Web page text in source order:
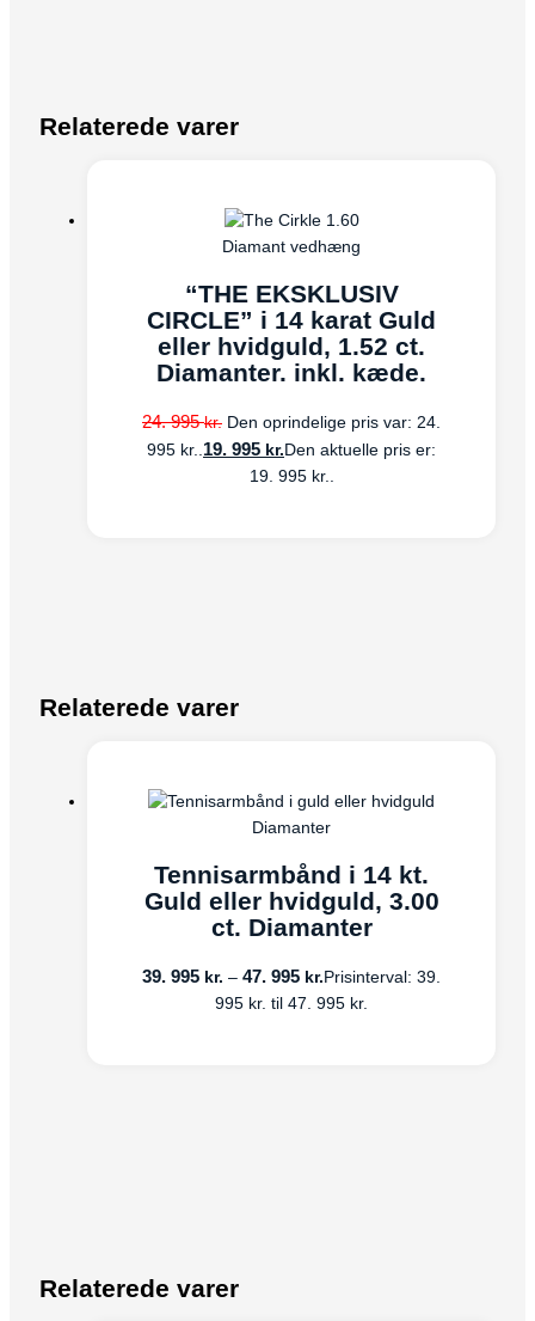
Relaterede varer
Diamant vedhæng
“THE EKSKLUSIV
CIRCLE” i 14 karat Guld
eller hvidguld, 1.52 ct.
Diamanter. inkl. kæde.
24. 995kr. Den oprindelige pris var: 24.
995 kr.. 19. 995 kr.Den aktuelle pris er:
19. 995 kr..
Relaterede varer
Diamanter
Tennisarmbånd i 14 kt.
Guld eller hvidguld, 3.00
ct. Diamanter
39. 995 kr. – 47. 995 kr. Prisinterval: 39.
995 kr. til 47. 995 kr.
Relaterede varer